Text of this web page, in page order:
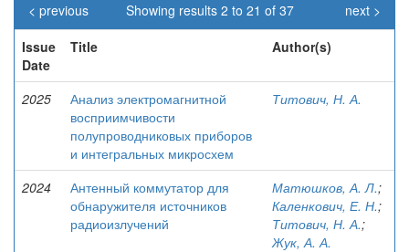
Showing results 2 to 21 of 37
< previous
next >
Issue
Date
Title Author(s)
2025
Анализ электромагнитной
восприимчивости
полупроводниковых приборов
и интегральных микросхем
Титович, Н. А.
2024
Антенный коммутатор для
обнаружителя источников
радиоизлучений
Матюшков, А. Л.;
Каленкович, Е. Н.;
Титович, Н. А.;
Жук, А. А.